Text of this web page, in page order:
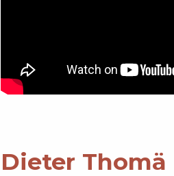
Dieter Thomä